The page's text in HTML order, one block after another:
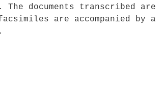
documents transcribed are
are accompanied by a